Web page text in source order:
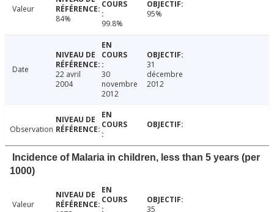
Valeur
84%
99.8%
95%
Date
22 avril
2004
30
novembre
2012
31
décembre
2012
Observation
Incidence of Malaria in children, less than 5 years (per
1000)
Valeur
35